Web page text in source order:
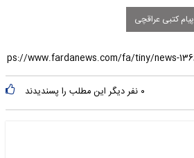
پیام کتبی عراقچی
۰ نفر دیگر این مطلب را پسندیدند